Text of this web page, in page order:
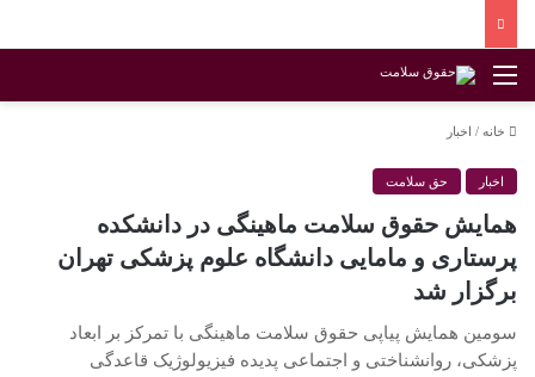
منو
خانه / اخبار
اخبار حق سلامت
همایش حقوق سلامت ماهینگی در دانشکده
پرستاری و مامایی دانشگاه علوم پزشکی تهران
برگزار شد
سومین همایش پیاپی حقوق سلامت ماهینگی با تمرکز بر ابعاد
پزشکی، روانشناختی و اجتماعی پدیده فیزیولوژیک قاعدگی